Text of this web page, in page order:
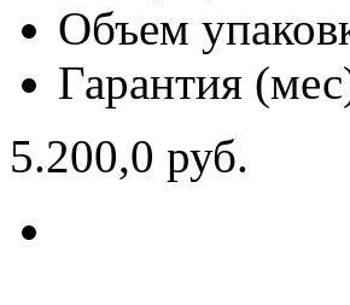
Объем
Гарантия
5.200,0 руб.